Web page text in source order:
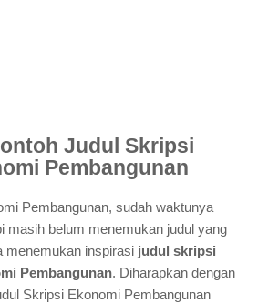
Judul Skripsi
Pembangunan
Pembangunan, sudah waktunya
masih belum menemukan judul yang
menemukan inspirasi judul skripsi
Pembangunan. Diharapkan dengan
Skripsi Ekonomi Pembangunan